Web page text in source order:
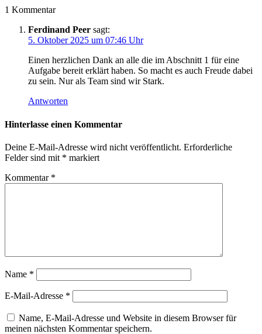
1 Kommentar
Ferdinand Peer sagt:
5. Oktober 2025 um 07:46 Uhr
Einen herzlichen Dank an alle die im Abschnitt 1 für eine
Aufgabe bereit erklärt haben. So macht es auch Freude dabei
zu sein. Nur als Team sind wir Stark.
Antworten
Hinterlasse einen Kommentar
Deine E-Mail-Adresse wird nicht veröffentlicht. Erforderliche
Felder sind mit * markiert
Kommentar *
Name *
E-Mail-Adresse *
Name, E-Mail-Adresse und Website in diesem Browser für
meinen nächsten Kommentar speichern.